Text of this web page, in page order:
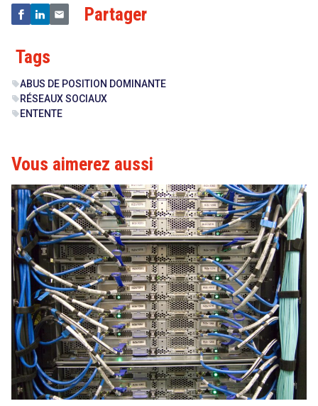
Partager
Tags
sellABUS DE POSITION DOMINANTE
sell RÉSEAUX SOCIAUX
sell ENTENTE
Vous aimerez aussi